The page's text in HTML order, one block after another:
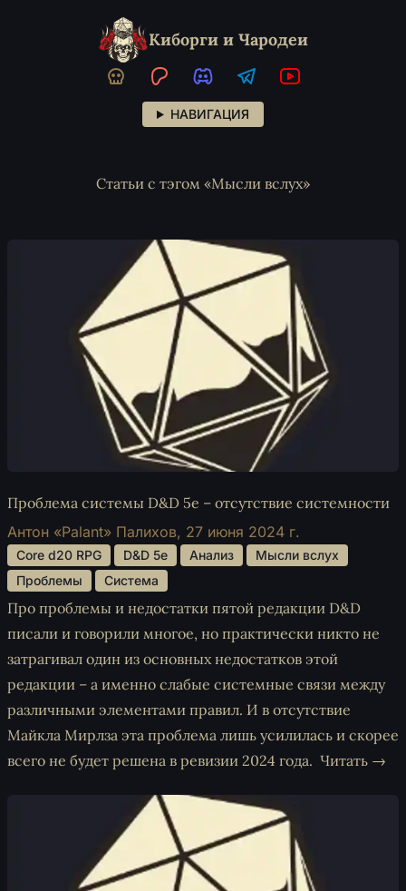
Киборги и Чародеи
НАВИГАЦИЯ
Статьи с тэгом «Мысли вслух»
Проблема системы D&D 5e – отсутствие системности
Антон «Palant» Палихов, 27 июня 2024 г.
Core d20 RPG D&D 5e Анализ
Мысли вслух
Проблемы
Система
Про проблемы и недостатки пятой редакции D&D
писали и говорили многое, но практически никто не
затрагивал один из основных недостатков этой
редакции – а именно слабые системные связи между
различными элементами правил. И в отсутствие
Майкла Мирлза эта проблема лишь усилилась и скорее
всего не будет решена в ревизии 2024 года. Читать →